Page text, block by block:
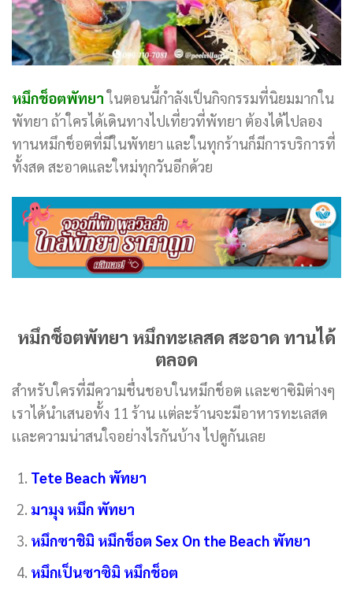
หมึกช็อตพัทยาในตอนนี้กำลังเป็นกิจกรรมที่นิยมมากใน
พัทยา ถ้าใครได้เดินทางไปเที่ยวที่พัทยา ต้องได้ไปลอง
ทานหมึกช็อตที่มีในพัทยา และในทุกร้านก็มีการบริการที่
ทั้งสด สะอาดและใหม่ทุกวันอีกด้วย
หมึกซ็อตพัทยา หมึกทะเลสด สะอาด ทานได้
ตลอด
สำหรับใครที่มีความชื่นชอบในหมึกช็อต เเละซาซิมิต่างๆ
เราได้นำเสนอทั้ง 11 ร้าน เเต่ละร้านจะมีอาหารทะเลสด
เเละความน่าสนใจอย่างไรกันบ้าง ไปดูกันเลย
Tete Beach พัทยา
มามุง หมึก พัทยา
หมึกซาชิมิ หมึกช็อต Sex On the Beach พัทยา
หมึกเป็นซาซิมิ หมึกช็อต